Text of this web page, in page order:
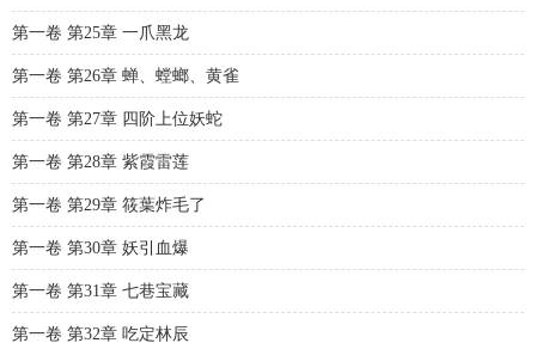
第一卷 第25章 一爪黑龙
第一卷 第26章 蝉、螳螂、黄雀
第一卷 第27章 四阶上位妖蛇
第一卷 第28章 紫霞雷莲
第一卷 第29章 筱葉炸毛了
第一卷 第30章 妖引血爆
第一卷 第31章 七巷宝藏
第一卷 第32章 吃定林辰